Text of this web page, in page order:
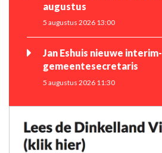
augustus
5 augustus 2026 13:00
Jan Eshuis nieuwe interim-
gemeentesecretaris
5 augustus 2026 11:30